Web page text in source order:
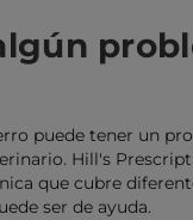
puede tener un
Hill's
que cubre
ser de ayuda.